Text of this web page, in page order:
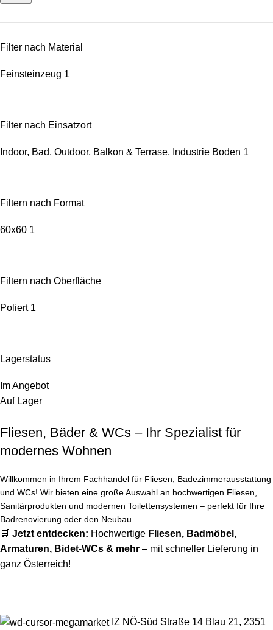
Filter nach Material
Feinsteinzeug 1
Filter nach Einsatzort
Indoor, Bad, Outdoor, Balkon & Terrase, Industrie Boden 1
Filtern nach Format
60x60 1
Filtern nach Oberfläche
Poliert 1
Lagerstatus
Im Angebot
Auf Lager
Fliesen, Bäder & WCs – Ihr Spezialist für
modernes Wohnen
Willkommen in Ihrem Fachhandel für Fliesen, Badezimmerausstattung
und WCs! Wir bieten eine große Auswahl an hochwertigen Fliesen,
Sanitärprodukten und modernen Toilettensystemen – perfekt für Ihre
Badrenovierung oder den Neubau.
🛒 Jetzt entdecken: Hochwertige Fliesen, Badmöbel ,
Armaturen, Bidet-WCs & mehr – mit schneller Lieferung in
ganz Österreich!
IZ NÖ-Süd Straße 14 Blau 21, 2351